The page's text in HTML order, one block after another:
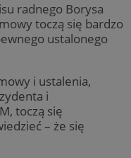
radnego Borysa
toczą się bardzo
ustalonego
i ustalenia,
i
toczą się
– że się